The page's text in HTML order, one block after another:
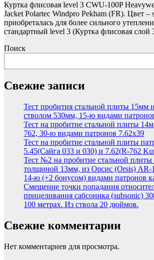
Куртка флисовая level 3 CWU-100P
Jacket Polartec Windpro Pekham (FR). Цвет –
приобреталась для более сильного
стандартный level 3 (Куртка флисовая
Поиск
Свежие записи
Тест пробития стальной плиты 15мм
стволом 530мм, 15-ю видами
Тест на пробитие стальной плиты
762, 30-ю видами патронов 7.62х39
Тест на пробитие стальной плиты
5.45(Сайга 033 и 030) и 7.62(R-762
Тест №2 на пробитие стальной плиты
толщиной 13мм, из Орсис (Orsis) AR-
14-ю (+2 бонусом) видами патронов
Смещение точки попадания
прицеливания сабсоника (subsonic)
100 метрах. Из ствола 20 дюймов.
Свежие комментарии
Нет комментариев для просмотра.